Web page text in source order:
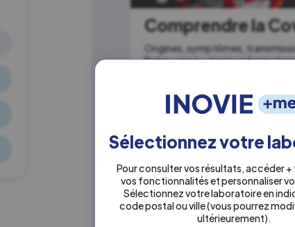
Sélectionnez votre
Pour consulter vos résultats, accéder
vos fonctionnalités et personnaliser
Sélectionnez votre laboratoire en
code postal ou ville(vous pourrez
ultérieurement)
Comprendre la
Origines, symptômes,
Retrouvez toutes les
En savoir plus